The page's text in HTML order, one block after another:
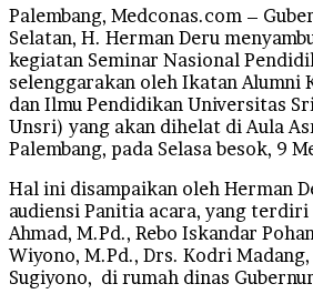
Palembang, Medconas.com –
Selatan, H. Herman Deru
kegiatan Seminar Nasional
selenggarakan oleh Ikatan Alumni
dan Ilmu Pendidikan Universitas
Unsri) yang akan dihelat di Aula
Palembang, pada Selasa besok, 9
Hal ini disampaikan oleh Herman
audiensi Panitia acara, yang terdiri
Ahmad, M.Pd., Rebo Iskandar
Wiyono, M.Pd., Drs. Kodri Madang,
Sugiyono, di rumah dinas